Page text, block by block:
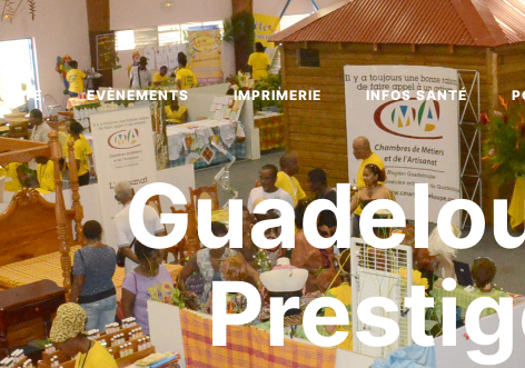
EVÈNEMENTS IMPRIMERIE INFOS SANTÉ